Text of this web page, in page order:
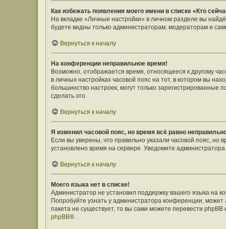
Как избежать появления моего имени в списке «Кто
На вкладке «Личные настройки» в личном разделе вы
будете видны только администраторам, модераторам и
Вернуться к началу
На конференции неправильное время!
Возможно, отображается время, относящееся к другому
в личных настройках часовой пояс на тот, в котором вы
большинство настроек, могут только
сделать это.
Вернуться к началу
Я изменил часовой пояс, но время всё равно
Если вы уверены, что правильно указали часовой пояс,
установлено время на сервере. Уведомите
Вернуться к началу
Моего языка нет в списке!
Администратор не установил поддержку вашего языка на
Попробуйте узнать у администратора конференции, может
пакета не существует, то вы сами можете перевести
phpBB®.